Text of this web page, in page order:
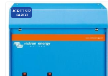
ÜCRETSIZ
KARGO